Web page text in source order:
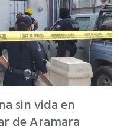
sin vida en